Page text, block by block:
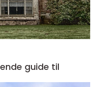
guide til